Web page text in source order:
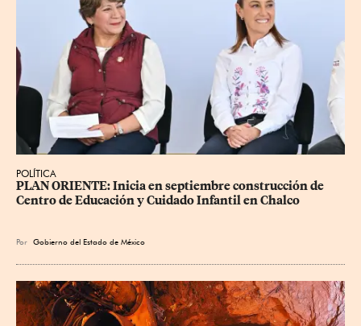
POLÍTICA
PLAN ORIENTE: Inicia en septiembre construcción de
Centro de Educación y Cuidado Infantil en Chalco
Por Gobierno del Estado de México